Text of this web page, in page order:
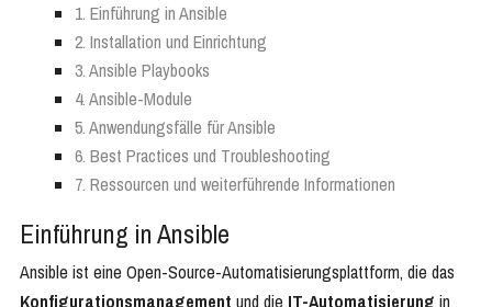
1. Einführung in Ansible
2. Installation und Einrichtung
3. Ansible Playbooks
4. Ansible-Module
5. Anwendungsfälle für Ansible
6. Best Practices und Troubleshooting
7. Ressourcen und weiterführende Informationen
Einführung in Ansible
Ansible ist eine Open-Source-Automatisierungsplattform, die das
Konfigurationsmanagement und die IT-Automatisierung in